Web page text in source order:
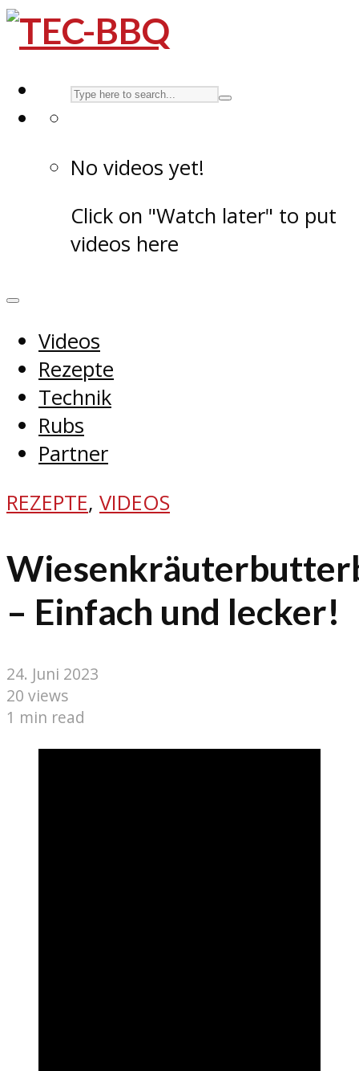
No videos yet!
Click on "Watch later" to put
videos here
Videos
Rezepte
Technik
Rubs
Partner
REZEPTE, VIDEOS
– Einfach und lecker!
24. Juni 2023
20 views
1 min read